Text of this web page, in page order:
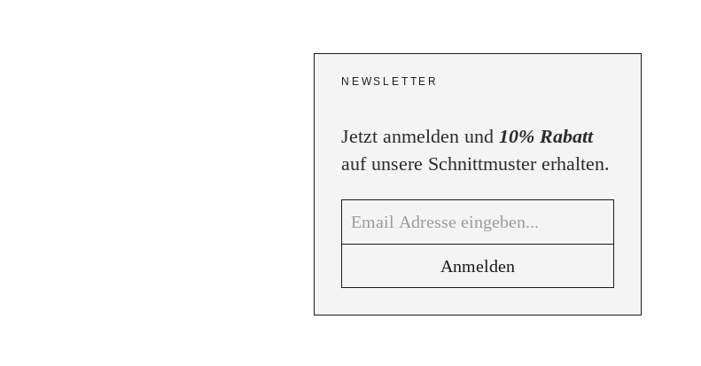
NEWSLETTER
Jetzt anmelden und 10% Rabatt
auf unsere Schnittmuster erhalten.